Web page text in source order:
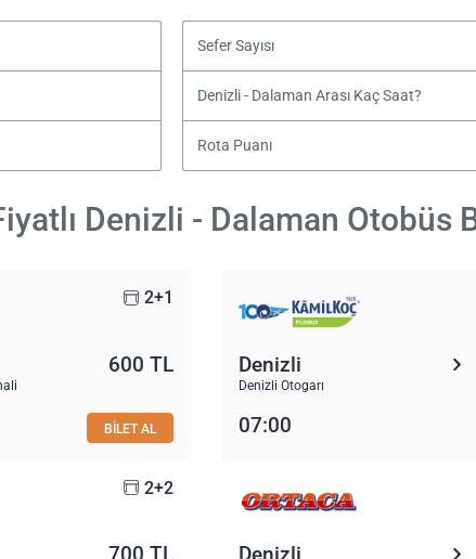
Sefer Sayısı
Denizli - Dalaman Arası Kaç Saat?
Rota Puanı
Denizli - Dalaman Otobüs
2+1
600 TL
BİLET AL
Denizli
Denizli Otogarı
07:00
2+2